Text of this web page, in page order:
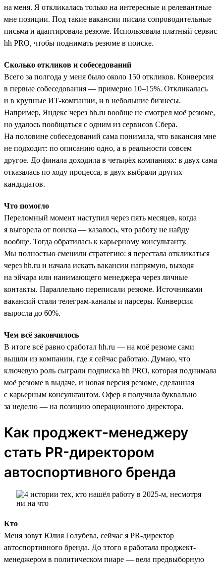
на меня. Я откликалась только на интересные и релевантные
мне позиции. Под такие вакансии писала сопроводительные
письма и адаптировала резюме. Использовала платный сервис
hh PRO, чтобы поднимать резюме в поиске.
Сколько откликов и собеседований
Всего за полгода у меня было около 150 откликов. Конверсия
в первые собеседования — примерно 10–15%. Откликалась
и в крупные ИТ-компании, и в небольшие бизнесы.
Например, Яндекс через hh.ru вообще не смотрел моё резюме,
но удалось пообщаться с одним из сервисов Сбера.
На половине собеседований сама понимала, что вакансия мне
не подходит: по описанию одно, а в реальности совсем
другое. До финала доходила в четырёх компаниях: в двух сама
отказалась по ходу процесса, в двух выбрали других
кандидатов.
Что помогло
Переломный момент наступил через пять месяцев, когда
я выгорела от поиска — казалось, что работу не найду
вообще. Тогда обратилась к карьерному консультанту.
Мы полностью сменили стратегию: я перестала откликаться
через hh.ru и начала искать вакансии напрямую, выходя
на эйчара или нанимающего менеджера через личные
контакты. Параллельно переписали резюме. Источниками
вакансий стали телеграм-каналы и парсеры. Конверсия
выросла до 60%.
Чем всё закончилось
В итоге всё равно сработал hh.ru — на моё резюме сами
вышли из компании, где я сейчас работаю. Думаю, что
ключевую роль сыграли подписка hh PRO, которая поднимала
моё резюме в выдаче, и новая версия резюме, сделанная
с карьерным консультантом. Офер я получила буквально
за неделю — на позицию операционного директора.
Как проджект-менеджеру
стать PR-директором
автоспортивного бренда
Кто
Меня зовут Юлия Голубева, сейчас я PR-директор
автоспортивного бренда. До этого я работала проджект-
менеджером в политическом пиаре — вела предвыборную